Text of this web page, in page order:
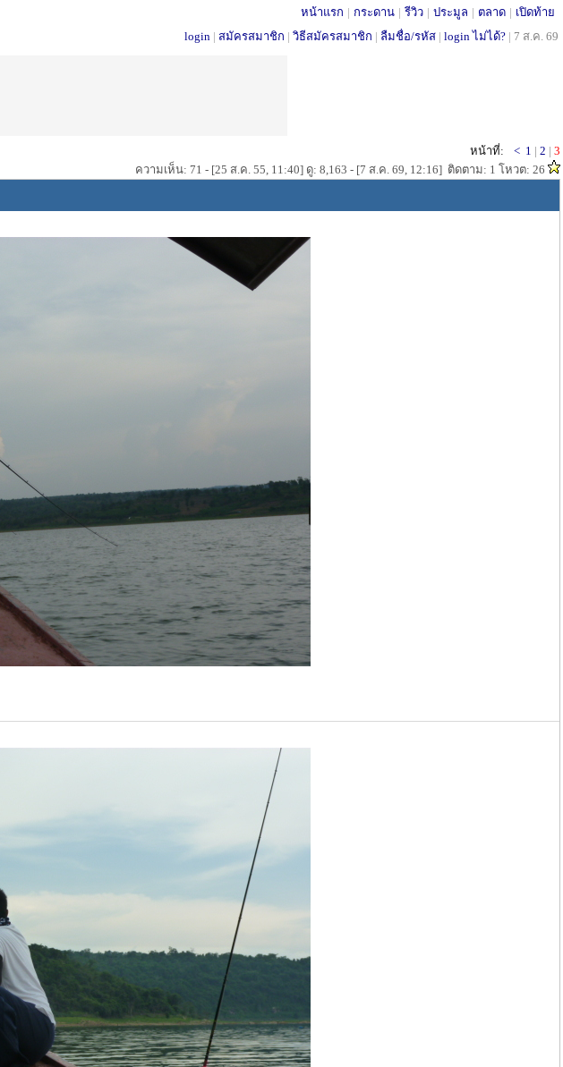
หน้าแรก | กระดาน | รีวิว | ประมูล | ตลาด | เปิดท้าย
login | สมัครสมาชิก | วิธีสมัครสมาชิก | ลืมชื่อ/รหัส | login ไม่ได้? | 7 ส.ค. 69
หน้าที่: < 1 | 2 | 3
ความเห็น: 71 - [25 ส.ค. 55, 11:40] ดู: 8,163 - [7 ส.ค. 69, 12:16] ติดตาม: 1 โหวต: 26